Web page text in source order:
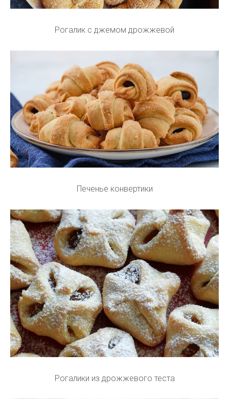
Рогалик с джемом дрожжевой
Печенье конвертики
Рогалики из дрожжевого теста